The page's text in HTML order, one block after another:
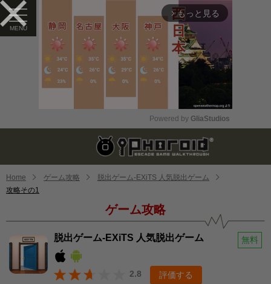
arrow_forward_ios もっと見る
Mute
Powered by GliaStudios
Home ゲーム攻略
脱出ゲーム-EXiTS 人気脱出ゲーム
攻略その1
ゲーム攻略
脱出ゲーム-EXiTS 人気脱出ゲーム 無料
2.8 評価する